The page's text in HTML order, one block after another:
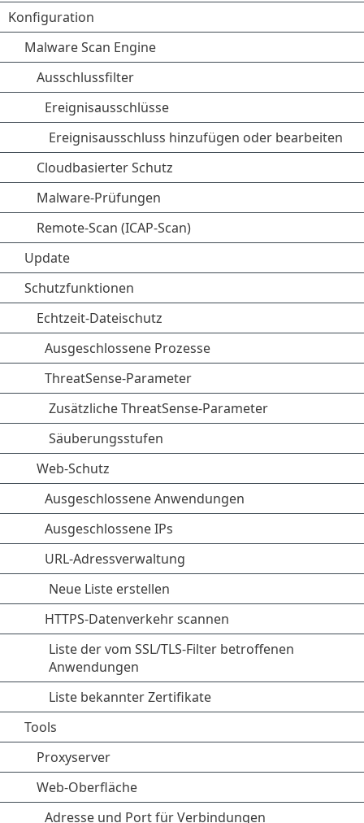
Konfiguration
Malware Scan Engine
Ausschlussfilter
Ereignisausschlüsse
Ereignisausschluss hinzufügen oder bearbeiten
Cloudbasierter Schutz
Malware-Prüfungen
Remote-Scan (ICAP-Scan)
Update
Schutzfunktionen
Echtzeit-Dateischutz
Ausgeschlossene Prozesse
ThreatSense-Parameter
Zusätzliche ThreatSense-Parameter
Säuberungsstufen
Web-Schutz
Ausgeschlossene Anwendungen
Ausgeschlossene IPs
URL-Adressverwaltung
Neue Liste erstellen
HTTPS-Datenverkehr scannen
Liste der vom SSL/TLS-Filter betroffenen
Anwendungen
Liste bekannter Zertifikate
Tools
Proxyserver
Web-Oberfläche
Adresse und Port für Verbindungen